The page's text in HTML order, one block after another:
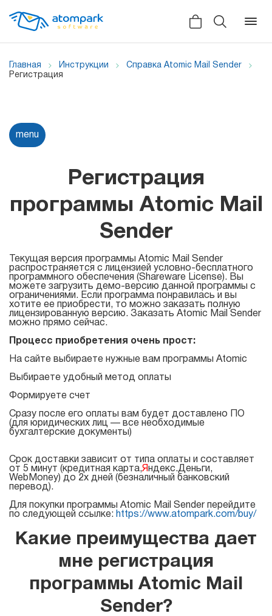
Программы
Для
массовой
Atomic Mail Sender
Atomic Tracker
Для
поиска
email
адресов
Atomic Lead Extractor
Atomic Email Hunter
Atomic Email Logger
Atomic Whois Explorer
списков
Все сервисы
HLR
Atomic Verifier Online
Отзывы
Видеоролики
Партнерская программа
Договор оферты
Главная Инструкции
Справка Atomic Mail Sender
Регистрация
menu
Регистрация
программы Atomic Mail
Sender
Текущая версия программы Atomic Mail Sender
распространяется с лицензией условно-бесплатного
программного обеспечения (Shareware License). Вы
можете загрузить демо-версию данной программы с
ограничениями. Если программа понравилась и вы
хотите ее приобрести, то можно заказать полную
лицензированную версию. Заказать Atomic Mail Sender
можно прямо сейчас.
Процесс приобретения очень прост:
На сайте выбираете нужные вам программы Atomic
Выбираете удобный метод оплаты
Формируете счет
Сразу после его оплаты вам будет доставлено ПО
(для юридических лиц — все необходимые
бухгалтерские документы)
Срок доставки зависит от типа оплаты и составляет
от 5 минут (кредитная карта,Я ндекс.Деньги,
WebMoney) до 2х дней (безналичный банковский
перевод).
Для покупки программы Atomic Mail Sender перейдите
по следующей ссылке: https://www.atompark.com/buy/
Какие преимущества дает
мне регистрация
программы Atomic Mail
Sender?